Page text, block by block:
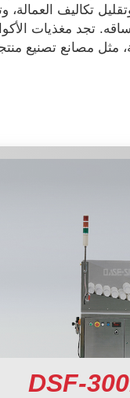
تكاليف العمالة،
تجد مغذيات
مثل مصانع تصنيع
DSF-